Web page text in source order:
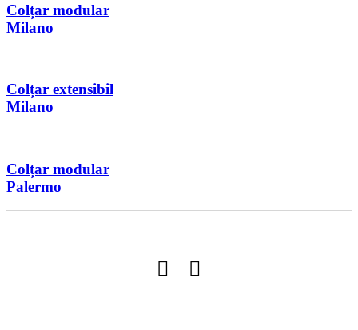
Colțar modular
Milano
Colțar extensibil
Milano
Colțar modular
Palermo